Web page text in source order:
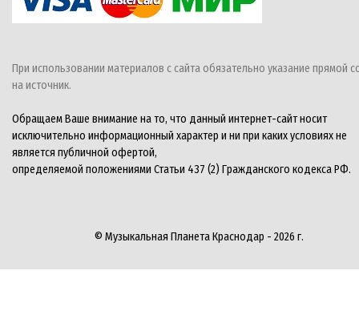
При использовании материалов с сайта обязательно указание прямой
на источник.
Обращаем Ваше внимание на то, что данный интернет-сайт носит
исключительно информационный характер и ни при каких условиях не
является публичной офертой,
определяемой положениями Статьи 437 (2) Гражданского кодекса РФ.
© Музыкальная Планета Краснодар - 2026 г.